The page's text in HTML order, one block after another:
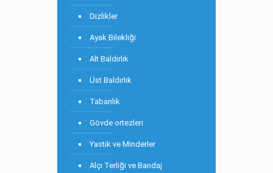
Dizlikler
Ayak Bilekliği
Alt Baldırlık
Üst Baldırlık
Tabanlık
Gövde ortezleri
Yastık ve Minderler
Alçı Terliği ve Bandaj